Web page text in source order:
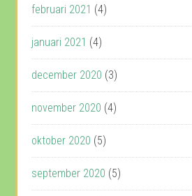
februari 2021 (4)
januari 2021 (4)
december 2020 (3)
november 2020 (4)
oktober 2020 (5)
september 2020 (5)